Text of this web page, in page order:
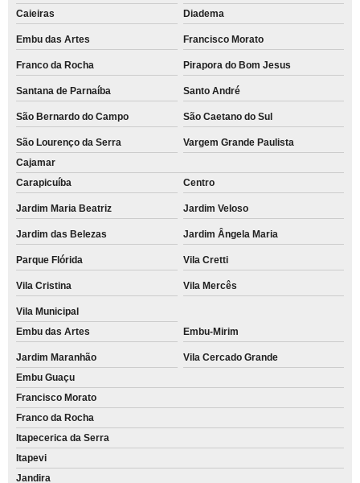
Caieiras
Diadema
Embu das Artes Francisco Morato
Franco da Rocha Pirapora do Bom Jesus
Santana de Parnaíba Santo André
São Bernardo do Campo São Caetano do Sul
São Lourenço da Serra
Vargem Grande Paulista
Cajamar
Carapicuíba
Centro
Jardim Maria Beatriz Jardim Veloso
Jardim das Belezas Jardim Ângela Maria
Parque Flórida Vila Cretti
Vila Cristina Vila Mercês
Vila Municipal
Embu das Artes
Embu-Mirim
Jardim Maranhão
Vila Cercado Grande
Embu Guaçu
Francisco Morato
Franco da Rocha
Itapecerica da Serra
Itapevi
Jandira